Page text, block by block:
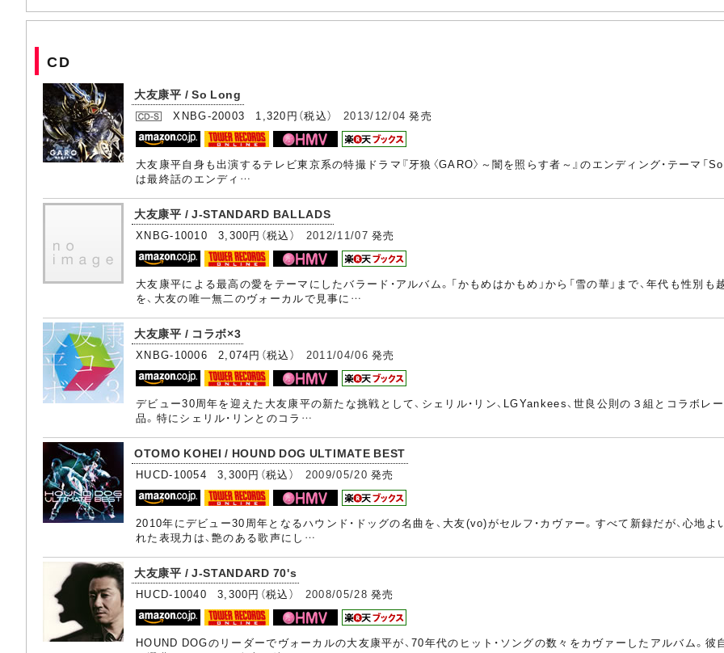
CD
大友康平 / So Long
XNBG-20003 1,320円（税込）2013/12/04 発売
大友康平自身も出演するテレビ東京系の特撮ドラマ『牙狼〈GARO〉～闇を照らす者～』のエンディング・テーマ「
は最終話のエンディ…
大友康平 / J-STANDARD BALLADS
XNBG-10010 3,300円（税込） 2012/11/07 発売
大友康平による最高の愛をテーマにしたバラード・アルバム。「かもめはかもめ」から「雪の華」まで、年代も性別
を、大友の唯一無二のヴォーカルで見事に…
大友康平 / コラボ×3
XNBG-10006 2,074円（税込） 2011/04/06 発売
デビュー30周年を迎えた大友康平の新たな挑戦として、シェリル・リン、LGYankees、世良公則の３組とコラボ
品。特にシェリル・リンとのコラ…
OTOMO KOHEI / HOUND DOG ULTIMATE BEST
HUCD-10054 3,300円（税込） 2009/05/20 発売
2010年にデビュー30周年となるハウンド・ドッグの名曲を、大友(vo)がセルフ・カヴァー。すべて新録だが、心地
れた表現力は、艶のある歌声にし…
大友康平 / J-STANDARD 70's
HUCD-10040 3,300円（税込） 2008/05/28 発売
HOUND DOGのリーダーでヴォーカルの大友康平が、70年代のヒット・ソングの数々をカヴァーしたアルバム。